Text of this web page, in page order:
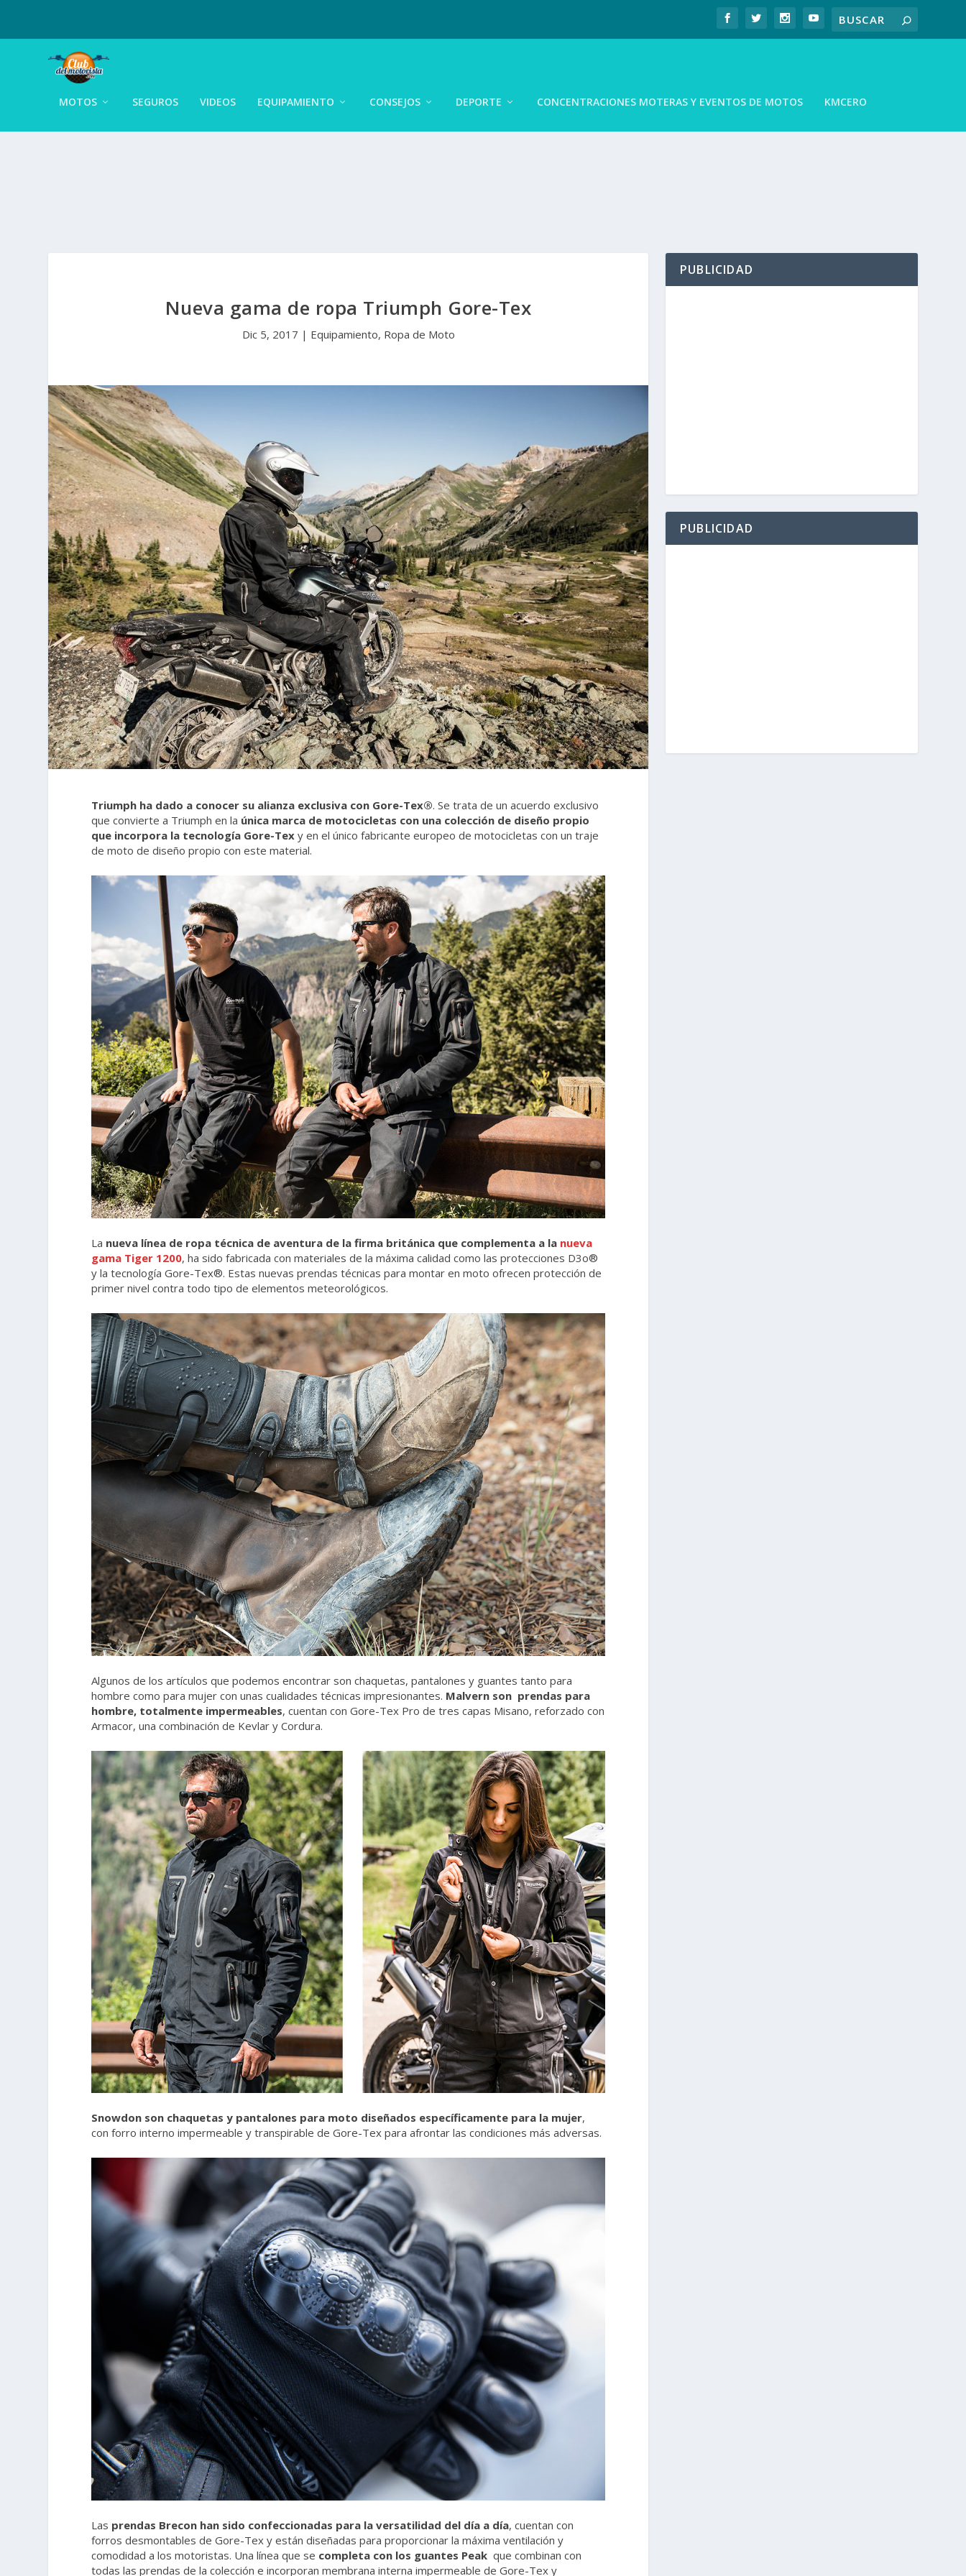
MOTOS SEGUROS VIDEOS EQUIPAMIENTO CONSEJOS DEPORTE CONCENTRACIONES MOTERAS Y EVENTOS DE MOTOS KMCERO
Nueva gama de ropa Triumph Gore-Tex
Dic 5, 2017 | Equipamiento, Ropa de Moto
Triumph ha dado a conocer su alianza exclusiva con Gore-Tex®. Se trata de un acuerdo exclusivo
que convierte a Triumph en la única marca de motocicletas con una colección de diseño propio
que incorpora la tecnología Gore-Tex y en el único fabricante europeo de motocicletas con un traje
de moto de diseño propio con este material.
La nueva línea de ropa técnica de aventura de la firma británica que complementa a la nueva
gama Tiger 1200, ha sido fabricada con materiales de la máxima calidad como las protecciones D3o®
y la tecnología Gore-Tex®. Estas nuevas prendas técnicas para montar en moto ofrecen protección de
primer nivel contra todo tipo de elementos meteorológicos.
Algunos de los artículos que podemos encontrar son chaquetas, pantalones y guantes tanto para
hombre como para mujer con unas cualidades técnicas impresionantes. Malvern son prendas para
hombre, totalmente impermeables, cuentan con Gore-Tex Pro de tres capas Misano, reforzado con
Armacor, una combinación de Kevlar y Cordura.
Snowdon son chaquetas y pantalones para moto diseñados específicamente para la mujer,
con forro interno impermeable y transpirable de Gore-Tex para afrontar las condiciones más adversas.
Las prendas Brecon han sido confeccionadas para la versatilidad del día a día, cuentan con
forros desmontables de Gore-Tex y están diseñadas para proporcionar la máxima ventilación y
comodidad a los motoristas. Una línea que se completa con los guantes Peak que combinan con
todas las prendas de la colección e incorporan membrana interna impermeable de Gore-Tex y
PUBLICIDAD
PUBLICIDAD